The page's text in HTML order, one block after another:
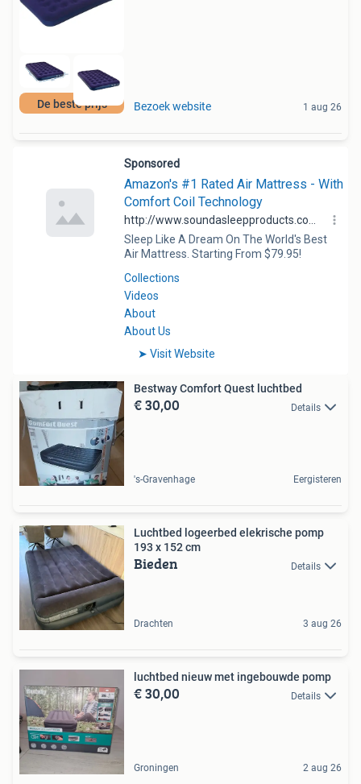
De beste prijs Bezoek website 1 aug 26
Bestway Comfort Quest luchtbed
€ 30,00 Details
's-Gravenhage Eergisteren
Luchtbed logeerbed elekrische pomp
193 x 152 cm
Bieden Details
Drachten 3 aug 26
luchtbed nieuw met ingebouwde pomp
€ 30,00 Details
Groningen 2 aug 26